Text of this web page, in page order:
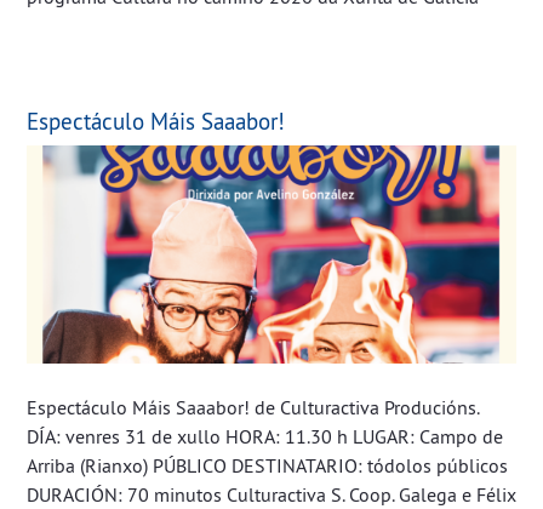
Espectáculo Máis Saaabor!
Espectáculo Máis Saaabor! de Culturactiva Producións.
DÍA: venres 31 de xullo HORA: 11.30 h LUGAR: Campo de
Arriba (Rianxo) PÚBLICO DESTINATARIO: tódolos públicos
DURACIÓN: 70 minutos Culturactiva S. Coop. Galega e Félix